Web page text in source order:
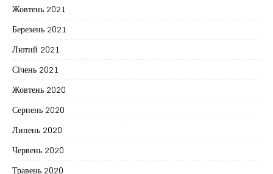
Жовтень 2021
Березень 2021
Лютий 2021
Січень 2021
Жовтень 2020
Серпень 2020
Липень 2020
Червень 2020
Травень 2020